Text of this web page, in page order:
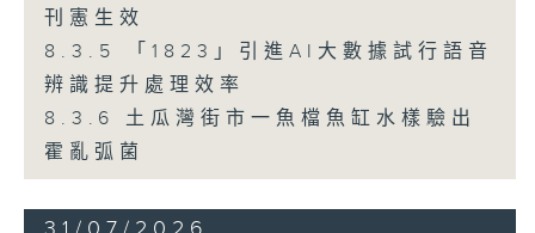
刊憲生效
8.3.5 「1823」引進AI大數據試行語音
辨識提升處理效率
8.3.6 土瓜灣街市一魚檔魚缸水樣驗出
霍亂弧菌